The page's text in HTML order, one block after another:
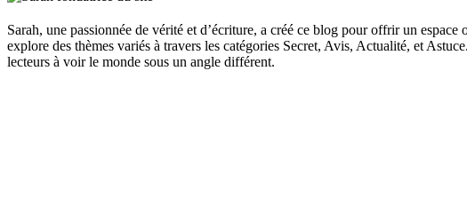
Sarah, une passionnée de vérité et d’écriture, a créé ce blog pour offrir un
explore des thèmes variés à travers les catégories Secret, Avis, Actualité, et
lecteurs à voir le monde sous un angle différent.